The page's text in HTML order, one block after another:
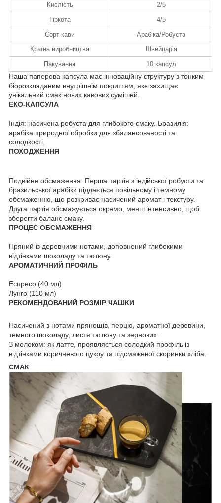
СМАК
Насичений з нотами прянощів, перцю, ароматної деревини,
темного шоколаду, листя тютюну та зернових.
З молоком: як латте, проявляється солодкий профіль із
відтінками коричневого цукру та підсмаженої скоринки хліба.
РЕКОМЕНДОВАНИЙ РОЗМІР ЧАШКИ
Лунго (110 мл)
Еспресо (40 мл)
АРОМАТИЧНИЙ ПРОФІЛЬ
Пряний із деревними нотами, доповнений глибокими
відтінками шоколаду та тютюну.
ПРОЦЕС ОБСМАЖЕННЯ
Подвійне обсмаження: Перша партія з індійської робусти та
бразильської арабіки піддається повільному і темному
обсмаженню, що розкриває насичений аромат і текстуру.
Друга партія обсмажується окремо, менш інтенсивно, щоб
зберегти баланс смаку.
ПОХОДЖЕННЯ
Індія: насичена робуста для глибокого смаку. Бразилія:
арабіка природної обробки для збалансованості та
солодкості.
ЕКО-КАПСУЛА
Наша паперова капсула має інноваційну структуру з тонким
біорозкладаним внутрішнім покриттям, яке захищає
унікальний смак нових кавових сумішей.
Кислість
2/5
Гіркота
4/5
Сорт кави
Арабіка/Робуста
Країна виробництва
Швейцарія
Пакування
10 капсул